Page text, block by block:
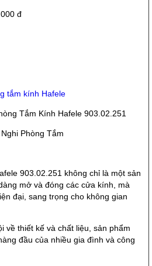
đ
tắm kính Hafele
Tắm Kính Hafele 903.02.251
Phòng Tắm
903.02.251 không chỉ là một sản
mở và đóng các cửa kính, mà
đại, sang trọng cho không gian
về thiết kế và chất liệu, sản phẩm
đầu của nhiều gia đình và công